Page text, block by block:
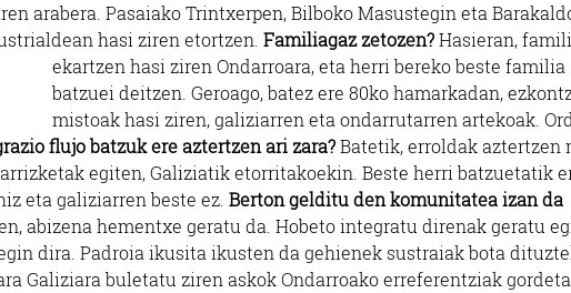
arabera. Pasaiako Trintxerpen, Bilboko Masustegin eta
hasi ziren etortzen. Familiagaz zetozen?Hasieran,
ekartzen hasi ziren Ondarroara, eta herri bereko beste familia
batzuei deitzen. Geroago, batez ere 80ko hamarkadan,
mistoak hasi ziren, galiziarren eta ondarrutarren artekoak.
flujo batzuk ere aztertzen ari zara?Batetik, erroldak aztertzen
egiten, Galiziatik etorritakoekin. Beste herri batzuetatik
eta galiziarren beste ez. Berton gelditu den komunitatea izan da
abizena hementxe geratu da. Hobeto integratu direnak geratu
dira. Padroia ikusita ikusten da gehienek sustraiak bota
Galiziara buletatu ziren askok Ondarroako erreferentziak gordeta